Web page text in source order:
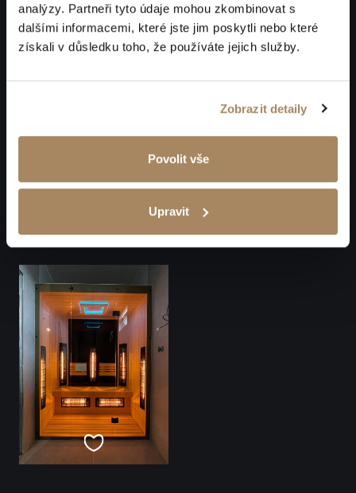
analýzy. Partneři tyto údaje mohou zkombinovat s
dalšími informacemi, které jste jim poskytli nebo které
získali v důsledku toho, že používáte jejich služby.
Zobrazit detaily
Povolit vše
Upravit